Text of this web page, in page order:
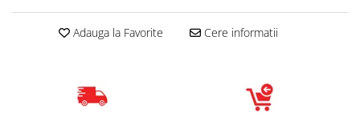
Adauga la Favorite Cere informatii